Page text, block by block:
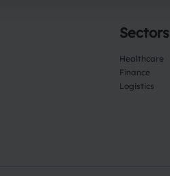
Sectors
Healthcare
Finance
Logistics